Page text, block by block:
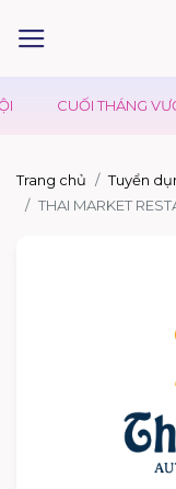
CUỐI THÁNG
Trang chủ
Tuyển
THAI MARKET